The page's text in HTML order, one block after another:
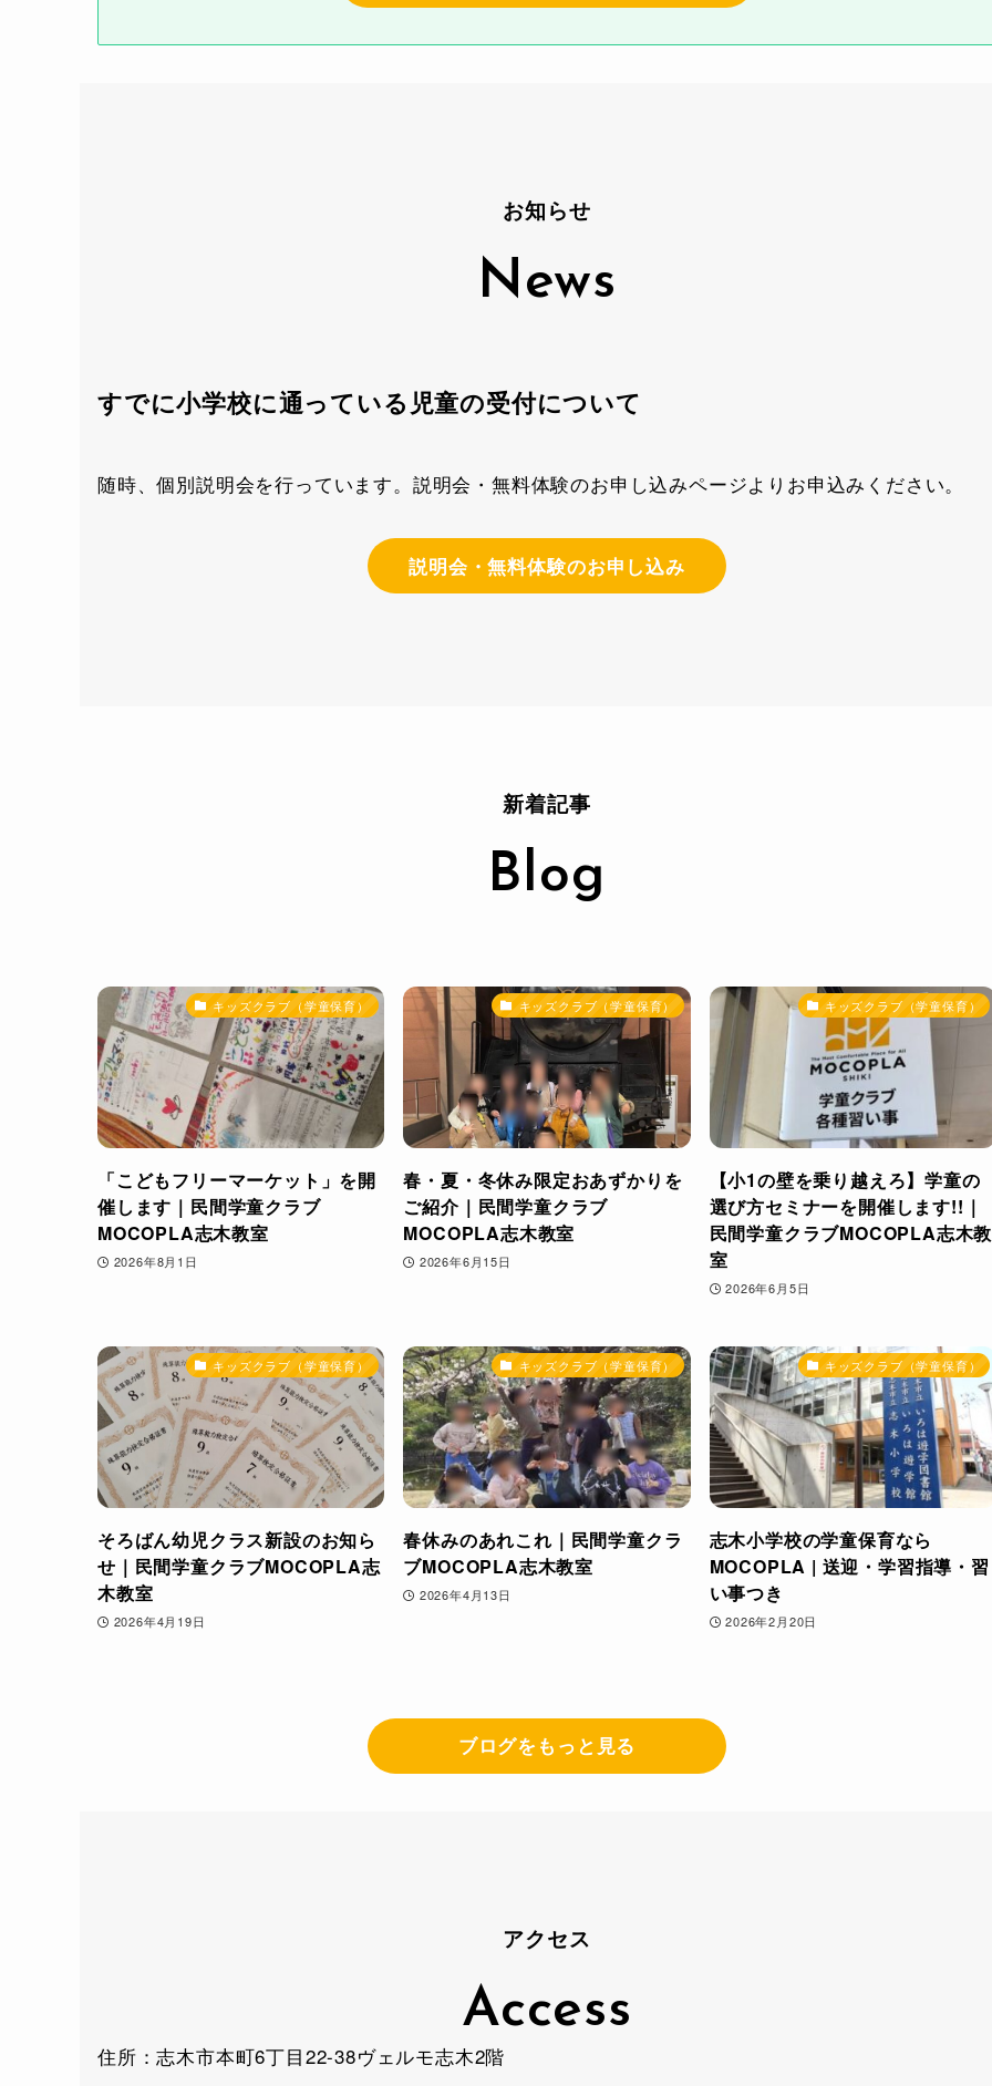
お知らせ
News
すでに小学校に通っている児童の受付について
随時、個別説明会を行っています。説明会・無料体験のお申し込みページよりお申込みください。
説明会・無料体験のお申し込み
新着記事
Blog
キッズクラブ（学童保育）
「こどもフリーマーケット」を開
催します｜民間学童クラブ
MOCOPLA志木教室
2026年8月1日
キッズクラブ（学童保育）
春・夏・冬休み限定おあずかりを
ご紹介｜民間学童クラブ
MOCOPLA志木教室
2026年6月15日
キッズクラブ（学童保育）
【小1の壁を乗り越えろ】学童の
選び方セミナーを開催します!!｜
民間学童クラブMOCOPLA志木教
室
2026年6月5日
キッズクラブ（学童保育）
そろばん幼児クラス新設のお知ら
せ｜民間学童クラブMOCOPLA志
木教室
2026年4月19日
キッズクラブ（学童保育）
春休みのあれこれ｜民間学童クラ
ブMOCOPLA志木教室
2026年4月13日
キッズクラブ（学童保育）
志木小学校の学童保育なら
MOCOPLA | 送迎・学習指導・習
い事つき
2026年2月20日
ブログをもっと見る
アクセス
Access
住所：志木市本町6丁目22-38ヴェルモ志木2階